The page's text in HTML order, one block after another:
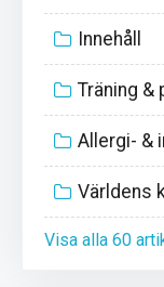
Innehåll
Träning &
Allergi- &
Världens
Visa alla 60